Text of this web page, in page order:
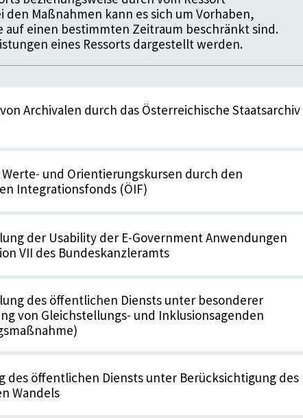
Maßnahmen kann es sich um Vorhaben,
einen bestimmten Zeitraum beschränkt sind.
eines Ressorts dargestellt werden.
Archivalen durch das Österreichische Staatsarchiv
und Orientierungskursen durch den
Integrationsfonds (ÖIF)
der Usability der E-Government Anwendungen
VII des Bundeskanzleramts
des öffentlichen Diensts unter besonderer
von Gleichstellungs- und Inklusionsagenden
des öffentlichen Diensts unter Berücksichtigung des
Wandels